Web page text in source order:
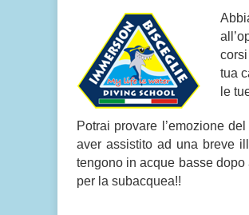
tua
le
Potrai provare l’emozione
aver assistito ad una breve
tengono in acque basse
per la subacquea!!